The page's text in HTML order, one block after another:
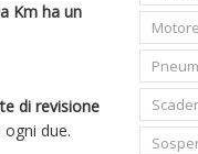
Km ha un
di revisione
due.
Motore